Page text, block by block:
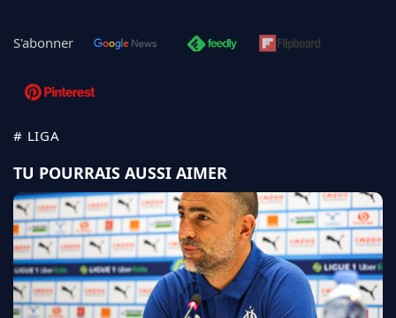
S'abonner
# LIGA
TU POURRAIS AUSSI AIMER